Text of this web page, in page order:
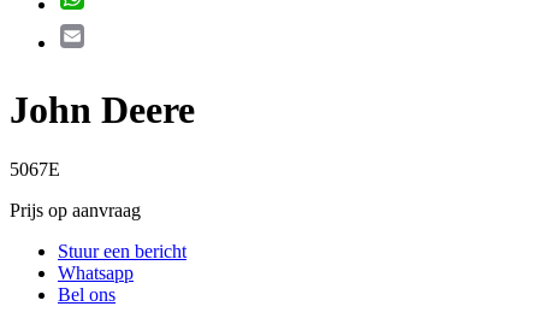
John Deere
5067E
Prijs op aanvraag
Stuur een bericht
Whatsapp
Bel ons